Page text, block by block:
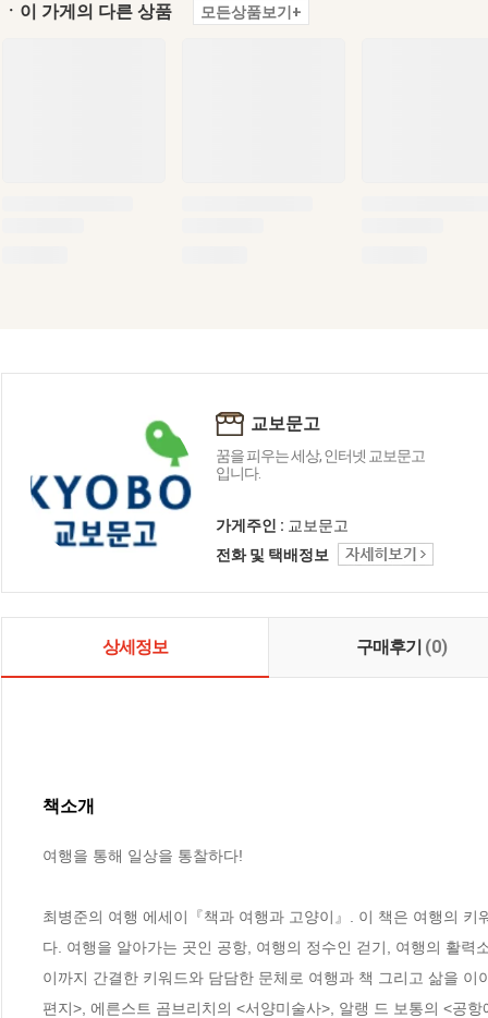
ㆍ이 가게의 다른 상품 모든상품보기+
교보문고
꿈을 피우는 세상, 인터넷 교보문고
입니다.
가게주인 : 교보문고
전화 및 택배정보
상세정보 구매후기 (0)
책소개
여행을 통해 일상을 통찰하다!
최병준의 여행 에세이『책과 여행과 고양이』. 이 책은 여행의
다. 여행을 알아가는 곳인 공항, 여행의 정수인 걷기, 여행의 활
이까지 간결한 키워드와 담담한 문체로 여행과 책 그리고 삶을
편지>, 에른스트 곰브리치의 <서양미술사>, 알랭 드 보통의 <공